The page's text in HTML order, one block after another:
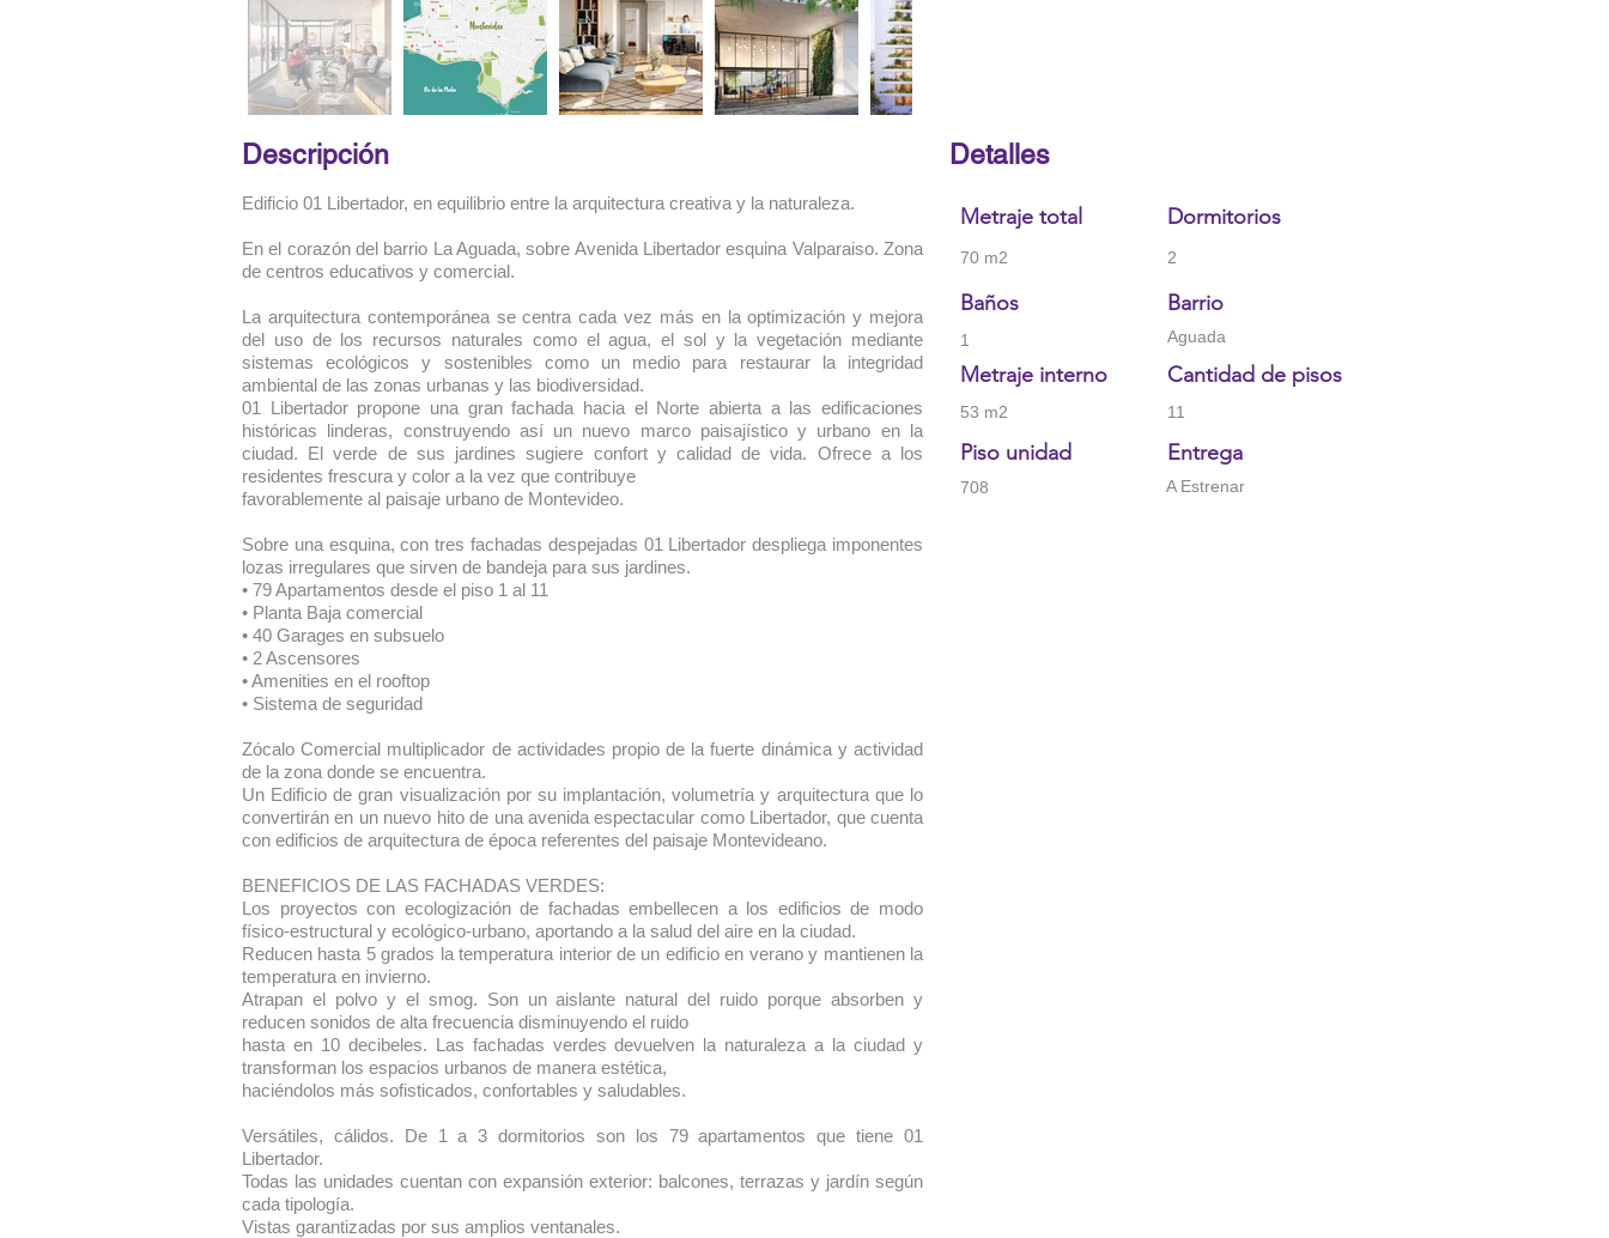
Descripción Detalles
Edificio 01 Libertador, en equilibrio entre la arquitectura creativa y la naturaleza.
En el corazón del barrio La Aguada, sobre Avenida Libertador esquina Valparaiso. Zona
de centros educativos y comercial.
La arquitectura contemporánea se centra cada vez más en la optimización y mejora
del uso de los recursos naturales como el agua, el sol y la vegetación mediante
sistemas ecológicos y sostenibles como un medio para restaurar la integridad
ambiental de las zonas urbanas y las biodiversidad.
01 Libertador propone una gran fachada hacia el Norte abierta a las edificaciones
históricas linderas, construyendo así un nuevo marco paisajístico y urbano en la
ciudad. El verde de sus jardines sugiere confort y calidad de vida. Ofrece a los
residentes frescura y color a la vez que contribuye
favorablemente al paisaje urbano de Montevideo.
Sobre una esquina, con tres fachadas despejadas 01 Libertador despliega imponentes
lozas irregulares que sirven de bandeja para sus jardines.
• 79 Apartamentos desde el piso 1 al 11
• Planta Baja comercial
• 40 Garages en subsuelo
• 2 Ascensores
• Amenities en el rooftop
• Sistema de seguridad
Zócalo Comercial multiplicador de actividades propio de la fuerte dinámica y actividad
de la zona donde se encuentra.
Un Edificio de gran visualización por su implantación, volumetría y arquitectura que lo
convertirán en un nuevo hito de una avenida espectacular como Libertador, que cuenta
con edificios de arquitectura de época referentes del paisaje Montevideano.
BENEFICIOS DE LAS FACHADAS VERDES:
Los proyectos con ecologización de fachadas embellecen a los edificios de modo
físico-estructural y ecológico-urbano, aportando a la salud del aire en la ciudad.
Reducen hasta 5 grados la temperatura interior de un edificio en verano y mantienen la
temperatura en invierno.
Atrapan el polvo y el smog. Son un aislante natural del ruido porque absorben y
reducen sonidos de alta frecuencia disminuyendo el ruido
hasta en 10 decibeles. Las fachadas verdes devuelven la naturaleza a la ciudad y
transforman los espacios urbanos de manera estética,
haciéndolos más sofisticados, confortables y saludables.
Versátiles, cálidos. De 1 a 3 dormitorios son los 79 apartamentos que tiene 01
Libertador.
Todas las unidades cuentan con expansión exterior: balcones, terrazas y jardín según
cada tipología.
Vistas garantizadas por sus amplios ventanales.
Metraje total
70 m2
Baños
1
Metraje interno
53 m2
Piso unidad
708
Dormitorios
2
Barrio
Aguada
Cantidad de pisos
11
Entrega
A Estrenar